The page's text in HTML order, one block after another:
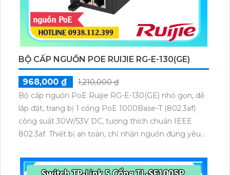
BỘ CẤP NGUỒN POE RUIJIE RG-E-130(GE)
968,000 ₫
1,210,000 ₫
Bộ cấp nguồn PoE Ruijie RG-E-130(GE) nhỏ gọn, dễ
lắp đặt, trang bị 1 cổng PoE 1000Base-T (802.3af)
công suất 30W/53V DC, tương thích chuẩn IEEE
802.3af. Thiết bị an toàn, chỉ nhận nguồn đúng yêu
UL/cUL và GS, đảm bảo cung cấp nguồn ổn định cho
các thiết bị Wi-Fi.